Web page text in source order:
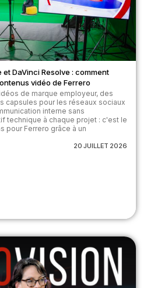
DaVinci Resolve : comment
vidéo de Ferrero
de marque employeur, des
capsules pour les réseaux sociaux
interne sans
technique à chaque projet : c'est le
pour Ferrero grâce à un
20 JUILLET 2026